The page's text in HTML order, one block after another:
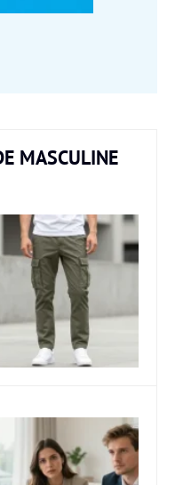
MASCULINE